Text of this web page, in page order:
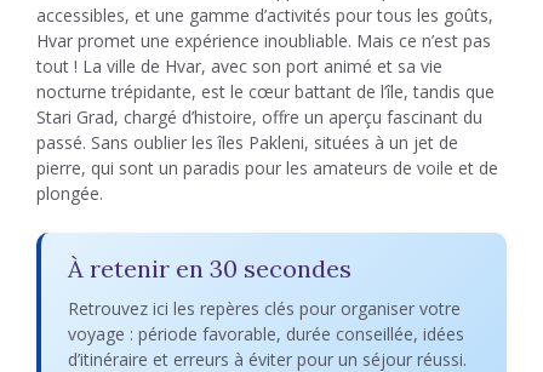
accessibles, et une gamme d’activités pour tous les goûts,
Hvar promet une expérience inoubliable. Mais ce n’est pas
tout ! La ville de Hvar, avec son port animé et sa vie
nocturne trépidante, est le cœur battant de l’île, tandis que
Stari Grad, chargé d’histoire, offre un aperçu fascinant du
passé. Sans oublier les îles Pakleni, situées à un jet de
pierre, qui sont un paradis pour les amateurs de voile et de
plongée.
À retenir en 30 secondes
Retrouvez ici les repères clés pour organiser votre
voyage : période favorable, durée conseillée, idées
d’itinéraire et erreurs à éviter pour un séjour réussi.